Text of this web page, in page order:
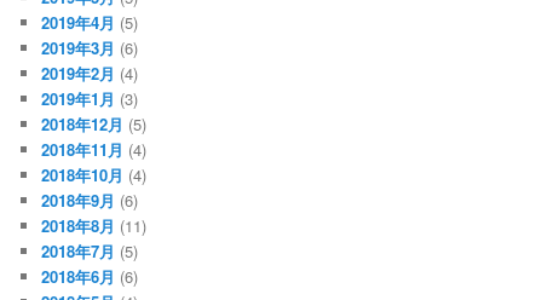
2019年4月 (5)
2019年3月 (6)
2019年2月 (4)
2019年1月 (3)
2018年12月 (5)
2018年11月 (4)
2018年10月 (4)
2018年9月 (6)
2018年8月 (11)
2018年7月 (5)
2018年6月 (6)